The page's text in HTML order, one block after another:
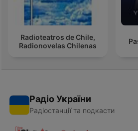
Radioteatros de Chile,
Radionovelas Chilenas
Радіо України
Радіостанції та подкасти